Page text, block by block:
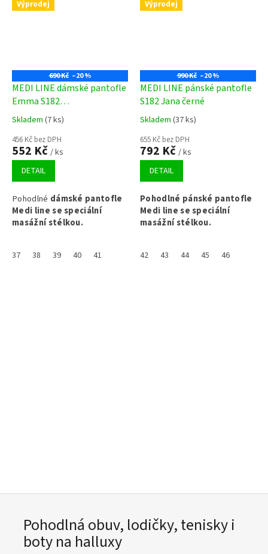
Výprodej
690 Kč –20 %
MEDI LINE dámské pantofle
Emma S182
krémové/béžové
Skladem (7 ks)
456 Kč bez DPH
552 Kč / ks
DETAIL
Pohodlné dámské pantofle
Medi line se speciální
masážní stélkou.
37 38 39 40 41
Výprodej
990 Kč –20 %
MEDI LINE pánské pantofle
S182 Jana černé
Skladem (37 ks)
655 Kč bez DPH
792 Kč / ks
DETAIL
Pohodlné pánské pantofle
Medi line se speciální
masážní stélkou.
42 43 44 45 46
Pohodlná obuv, lodičky, tenisky i
boty na halluxy